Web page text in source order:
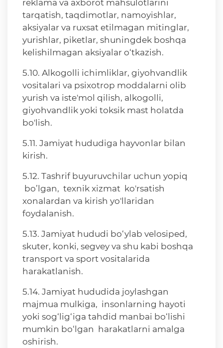
reklama va axborot mahsulotlarini
tarqatish, taqdimotlar, namoyishlar,
aksiyalar va ruxsat etilmagan mitinglar,
yurishlar, piketlar, shuningdek boshqa
kelishilmagan aksiyalar o‘tkazish.
5.10. Alkogolli ichimliklar, giyohvandlik
vositalari va psixotrop moddalarni olib
yurish va iste'mol qilish, alkogolli,
giyohvandlik yoki toksik mast holatda
bo'lish.
5.11. Jamiyat hududiga hayvonlar bilan
kirish.
5.12. Tashrif buyuruvchilar uchun yopiq
bo’lgan, texnik xizmat ko'rsatish
xonalardan va kirish yo'llaridan
foydalanish.
5.13. Jamiyat hududi bo‘ylab velosiped,
skuter, konki, segvey va shu kabi boshqa
transport va sport vositalarida
harakatlanish.
5.14. Jamiyat hududida joylashgan
majmua mulkiga, insonlarning hayoti
yoki sog‘lig‘iga tahdid manbai bo‘lishi
mumkin bo‘lgan harakatlarni amalga
oshirish.